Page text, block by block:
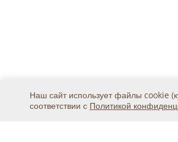
Наш сайт использует файлы cookie
соответствии с Политикой